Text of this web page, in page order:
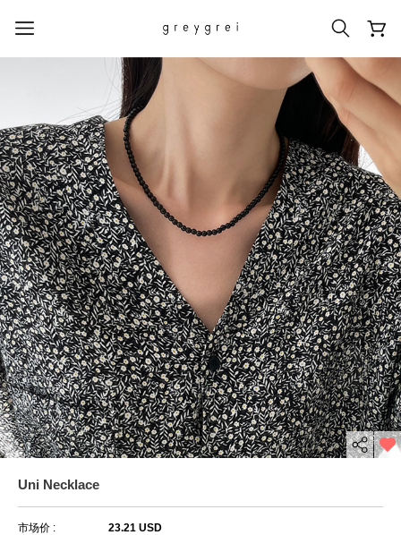
#신상5%할인 #아나이스 제작
#MD추천 #당일발송 #BEST OF BEST
Uni Necklace
市场价 : 23.21 USD